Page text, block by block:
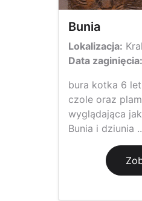
Bunia
Lokalizacja:
Data zaginięcia:
bura kotka 6
czole oraz
wyglądająca
Bunia i dziunia